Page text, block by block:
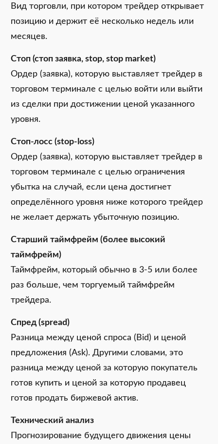
Вид торговли, при котором трейдер открывает
позицию и держит её несколько недель или
месяцев.
Стоп (стоп заявка, stop, stop market)
Ордер (заявка), которую выставляет трейдер в
торговом терминале с целью войти или выйти
из сделки при достижении ценой указанного
уровня.
Стоп-лосс (stop-loss)
Ордер (заявка), которую выставляет трейдер в
торговом терминале с целью ограничения
убытка на случай, если цена достигнет
определённого уровня ниже которого трейдер
не желает держать убыточную позицию.
Старший таймфрейм (более высокий
таймфрейм)
Таймфрейм, который обычно в 3-5 или более
раз больше, чем торгуемый таймфрейм
трейдера.
Спред (spread)
Разница между ценой спроса (Bid) и ценой
предложения (Ask). Другими словами, это
разница между ценой за которую покупатель
готов купить и ценой за которую продавец
готов продать биржевой актив.
Технический анализ
Прогнозирование будущего движения цены